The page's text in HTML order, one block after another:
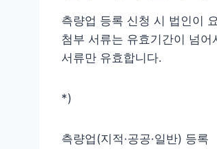
측량업 등록 신청 시 법인이
첨부 서류는 유효기간이 넘
서류만 유효합니다.
*)
측량업(지적·공공·일반) 등록